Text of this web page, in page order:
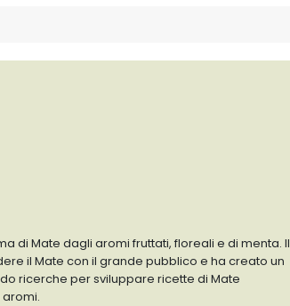
di Mate dagli aromi fruttati, floreali e di menta. Il
il Mate con il grande pubblico e ha creato un
ricerche per sviluppare ricette di Mate